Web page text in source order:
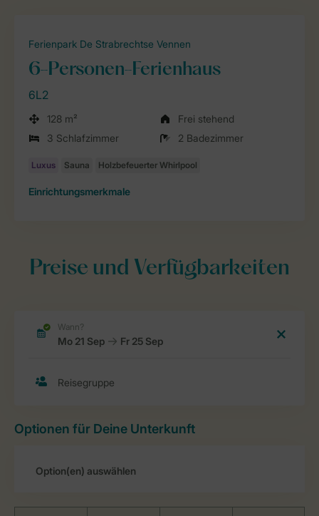
Ferienpark De Strabrechtse Vennen
6-Personen-Ferienhaus
6L2
128 m²
Frei stehend
3 Schlafzimmer
2 Badezimmer
Einrichtungsmerkmale
Preise und Verfügbarkeiten
Optionen für Deine Unterkunft